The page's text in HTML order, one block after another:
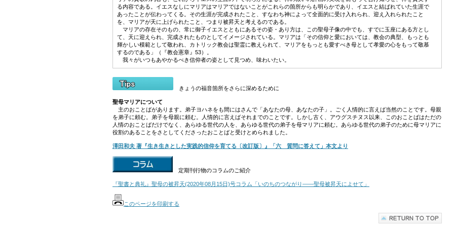
る内容である。イエスなしにマリアはマリアではないことがこれらの箇所からも明らかであり、イエスと結ばれていた生涯で
あったことが伝わってくる。その生涯が完成されたこと、すなわち神によって全面的に受け入れられ、迎え入れられたこと
を、マリアが天に上げられたこと、つまり被昇天と考えるのである。
マリアの存在そのもの、常に御子イエスとともにあるその姿・あり方は、この聖母子像の中でも、すでに玉座にある方とし
て、天に迎えられ、完成されたものとしてイメージされている。マリアは「その信仰と愛においては、教会の典型、もっとも
輝かしい模範として敬われ、カトリック教会は聖霊に教えられて、マリアをもっとも愛すべき母として孝愛の心をもって敬慕
するのである」（『教会憲章』53）。
我々がいつもあやかるべき信仰者の姿として見つめ、味わいたい。
きょうの福音箇所をさらに深めるために
聖母マリアについて
主のおことばがあります。弟子ヨハネをも間にはさんで「あなたの母、あなたの子」。ごく人情的に言えば当然のことです。母親
を弟子に頼む。弟子を母親に頼む。人情的に言えばそれまでのことです。しかし古く、アウグスチヌス以来、このおことばはただの
人情のおことばだけでなく、あらゆる世代の人を、あらゆる世代の弟子を母マリアに頼む。あらゆる世代の弟子のために母マリアに
役割のあることをさとしてくださったおことばと受けとめられました。
澤田和夫 著『生き生きとした実践的信仰を育てる〔改訂版〕』「六 質問に答えて」本文より
定期刊行物のコラムのご紹介
『聖書と典礼』聖母の被昇天(2020年08月15日)号コラム「いのちのつながり――聖母被昇天によせて」
このページを印刷する